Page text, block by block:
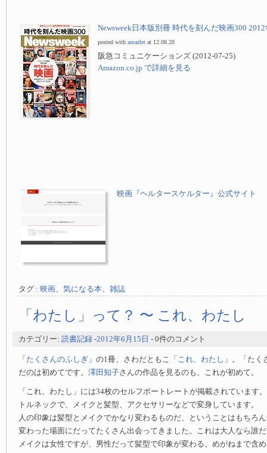
Newsweek日本版別冊 時代を刻んだ映画300
posted with amazlet at 12.08.20
阪急コミュニケーションズ (2012-07-25)
Amazon.co.jp で詳細を見る
映画『ヘルタースケルター』公式サイト
タグ : 映画、 気になる本、 雑誌
「わたし」って？ 〜 これ、わたし
カテゴリー: 読書記録 -2012年6月15日 - 0件のコメント
「 たくさんのふしぎ 」の1冊、さわだともこ「 これ、わたし 」。「たく
だのは初めてです。 澤田知子さんの作品を見るのも、これが初めて。
「これ、わたし」には34枚のセルフポートレートが掲載されています
トルネックで、メイクと髪型、アクセサリーなどで変身しています。
人の印象は髪型とメイクでかなり変わるものだ、ということはもちろ
変わった場面にだってたくさん出会ってきました。これは大人なら誰
メイクは女性ですが、男性だって髪型で印象が変わる。めがねまで含